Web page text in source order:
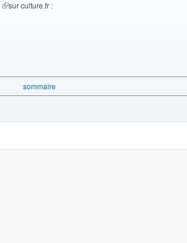
(le lien est externe)
sur culture.fr :
sommaire